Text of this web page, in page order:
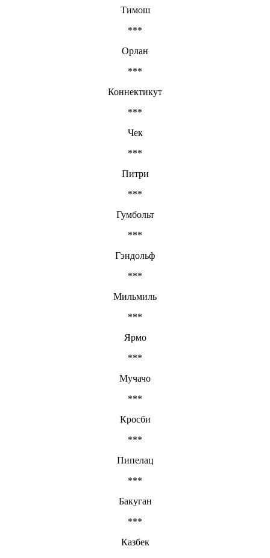
Тимош
***
Орлан
***
Коннектикут
***
Чек
***
Питри
***
Гумбольт
***
Гэндольф
***
Мильмиль
***
Ярмо
***
Мучачо
***
Кросби
***
Пипелац
***
Бакуган
***
Казбек